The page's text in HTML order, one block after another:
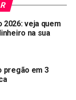
ou no início de
das maiores
mercado de
online
2026: veja quem
na sua
pregão em 3